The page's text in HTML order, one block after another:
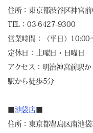
住所：東京都渋谷区神宮
TEL：03-6427-9300
営業時間：（平日）
定休日：土曜日・日曜日
アクセス：明治神宮前駅
駅から徒歩5分
池袋店
住所：東京都豊島区南池